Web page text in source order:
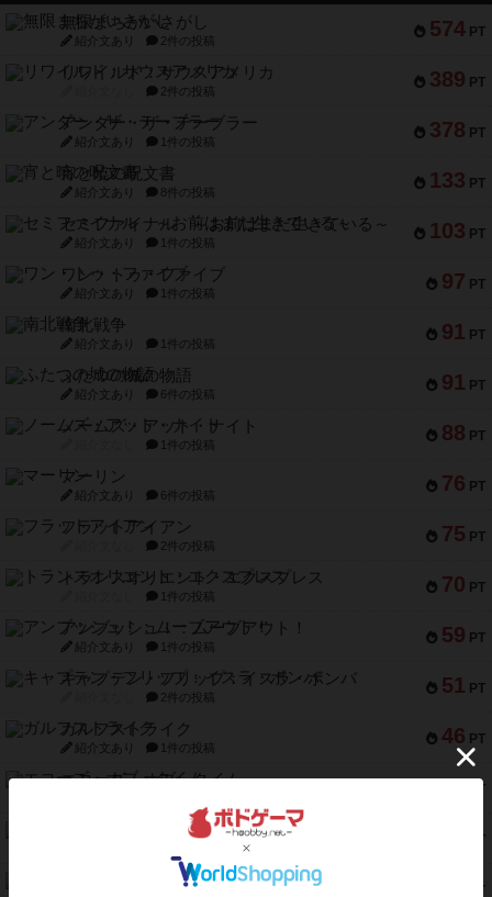
574 PT
無限まちがいさがし
紹介文あり 2件の投稿
389 PT
リワイルド：サウスアメリカ
2件の投稿
378 PT
アンダー・ザ・テーブラー
紹介文あり 1件の投稿
133 PT
宵と暁の呪文書
紹介文あり 8件の投稿
103 PT
セミファイナル ～お前はまだ生きている～
紹介文あり 1件の投稿
97 PT
ワン・トゥ・ファイブ
紹介文あり 1件の投稿
91 PT
南北戦争
紹介文あり 1件の投稿
91 PT
ふたつの城の物語
紹介文あり 6件の投稿
88 PT
ノームズ・アット・ナイト
1件の投稿
76 PT
マーリン
紹介文あり 6件の投稿
75 PT
フラットアイアン
2件の投稿
70 PT
トランスオリエント・エクスプレス
1件の投稿
59 PT
アンブッシュ！：ムーブアウト！
紹介文あり 1件の投稿
51 PT
キャプテン・フリップ：イスラ・ボンバ
2件の投稿
46 PT
ガルフストライク
紹介文あり 1件の投稿
45 PT
エコーズ・オブ・タイム
PT
PT